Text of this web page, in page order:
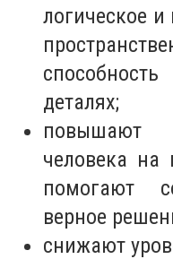
логическое
деталях;
повышают
человека на
помогают
верное
снижают